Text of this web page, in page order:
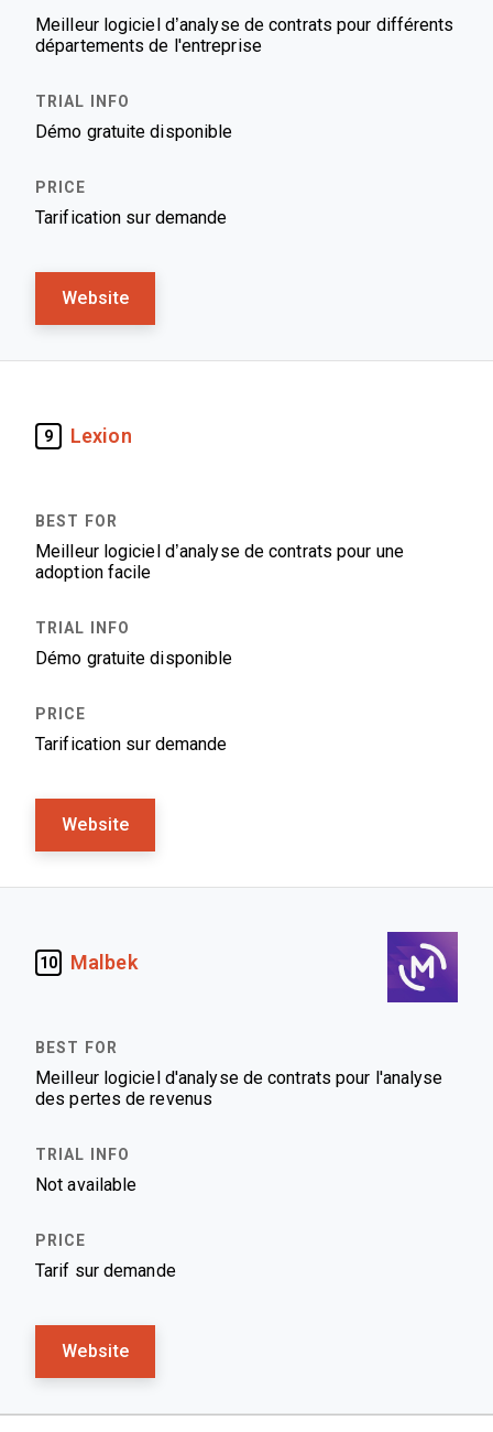
Meilleur logiciel d’analyse de contrats pour différents
départements de l'entreprise
Démo gratuite disponible
Tarification sur demande
Website
9 Lexion
Meilleur logiciel d’analyse de contrats pour une
adoption facile
Démo gratuite disponible
Tarification sur demande
Website
10 Malbek
Meilleur logiciel d'analyse de contrats pour l'analyse
des pertes de revenus
Not available
Tarif sur demande
Website